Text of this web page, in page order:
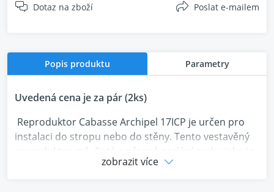
Dotaz na zboží Poslat e-mailem
Popis produktu Parametry
Uvedená cena je za pár (2ks)
Reproduktor Cabasse Archipel 17ICP je určen pro
instalaci do stropu nebo do stěny. Tento vestavěný
reproduktor má čisté a přesné podání zvuku jako je
již u firmy Cabasse zvykem u sloupových a
zobrazit více